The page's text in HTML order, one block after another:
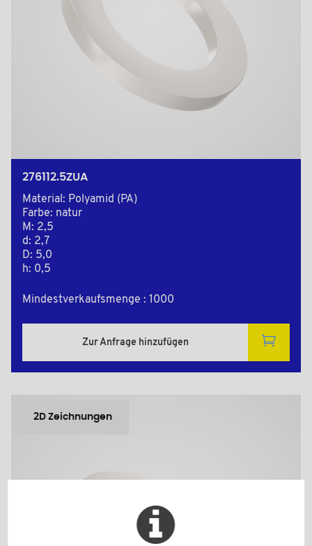
276112.5ZUA
Material: Polyamid (PA)
Farbe: natur
M: 2,5
d: 2,7
D: 5,0
h: 0,5
Mindestverkaufsmenge : 1000
Zur Anfrage hinzufügen
2D Zeichnungen